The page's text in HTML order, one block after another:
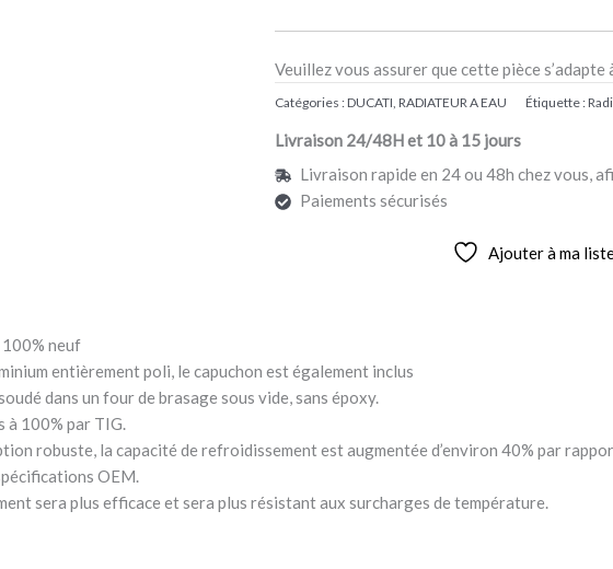
Veuillez vous assurer que cette pièce
Catégories :DUCATI, RADIATEUR A EAU Étiquette :
Livraison 24/48H et 10 à 15 jours
Livraison rapide en 24 ou 48h chez vous,
Paiements sécurisés
Ajouter à ma
neuf
entièrement poli, le capuchon est également inclus
dans un four de brasage sous vide, sans époxy.
à 100% par TIG.
robuste, la capacité de refroidissement est augmentée d’environ 40% par
OEM.
sera plus efficace et sera plus résistant aux surcharges de température.